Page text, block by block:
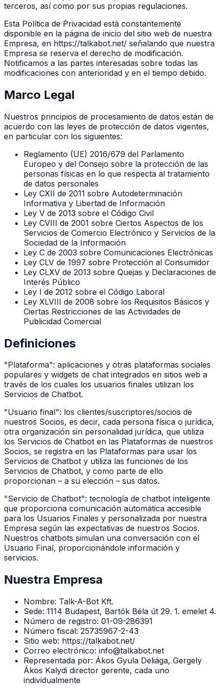
terceros, así como por sus propias regulaciones.
Esta Política de Privacidad está constantemente
disponible en la página de inicio del sitio web de nuestra
Empresa, en https://talkabot.net/ señalando que nuestra
Empresa se reserva el derecho de modificación.
Notificamos a las partes interesadas sobre todas las
modificaciones con anterioridad y en el tiempo debido.
Marco Legal
Nuestros principios de procesamiento de datos están de
acuerdo con las leyes de protección de datos vigentes,
en particular con los siguientes:
Reglamento (UE) 2016/679 del Parlamento
Europeo y del Consejo sobre la protección de las
personas físicas en lo que respecta al tratamiento
de datos personales
Ley CXII de 2011 sobre Autodeterminación
Informativa y Libertad de Información
Ley V de 2013 sobre el Código Civil
Ley CVIII de 2001 sobre Ciertos Aspectos de los
Servicios de Comercio Electrónico y Servicios de la
Sociedad de la Información
Ley C de 2003 sobre Comunicaciones Electrónicas
Ley CLV de 1997 sobre Protección al Consumidor
Ley CLXV de 2013 sobre Quejas y Declaraciones de
Interés Público
Ley I de 2012 sobre el Código Laboral
Ley XLVIII de 2008 sobre los Requisitos Básicos y
Ciertas Restricciones de las Actividades de
Publicidad Comercial
Definiciones
"Plataforma": aplicaciones y otras plataformas sociales
populares y widgets de chat integrados en sitios web a
través de los cuales los usuarios finales utilizan los
Servicios de Chatbot.
"Usuario final": los clientes/suscriptores/socios de
nuestros Socios, es decir, cada persona física o jurídica,
otra organización sin personalidad jurídica, que utiliza
los Servicios de Chatbot en las Plataformas de nuestros
Socios, se registra en las Plataformas para usar los
Servicios de Chatbot y utiliza las funciones de los
Servicios de Chatbot, y como parte de ello
proporcionan – a su elección – sus datos.
"Servicio de Chatbot": tecnología de chatbot inteligente
que proporciona comunicación automática accesible
para los Usuarios Finales y personalizada por nuestra
Empresa según las expectativas de nuestros Socios.
Nuestros chatbots simulan una conversación con el
Usuario Final, proporcionándole información y
servicios.
Nuestra Empresa
Nombre: Talk-A-Bot Kft.
Sede: 1114 Budapest, Bartók Béla út 29. 1. emelet 4.
Número de registro: 01-09-286391
Número fiscal: 25735967-2-43
Sitio web: https://talkabot.net/
Correo electrónico: info@talkabot.net
Representada por: Ákos Gyula Deliága, Gergely
Ákos Kalydi director gerente, cada uno
individualmente